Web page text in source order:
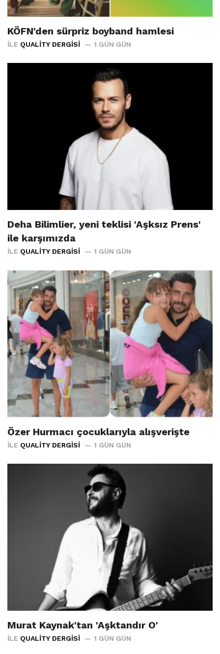
KÖFN'den sürpriz boyband hamlesi
İLE QUALITY DERGISI 1 GÜN GÜN
Deha Bilimlier, yeni teklisi 'Aşksız Prens'
ile karşımızda
İLE QUALITY DERGISI 1 GÜN GÜN
Özer Hurmacı çocuklarıyla alışverişte
İLE QUALITY DERGISI 1 GÜN GÜN
Murat Kaynak'tan 'Aşktandır O'
İLE QUALITY DERGISI 1 GÜN GÜN